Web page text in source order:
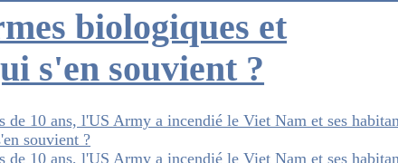
biologiques et
s'en souvient ?